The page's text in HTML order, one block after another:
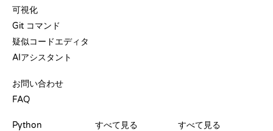
可視化
Git コマンド
疑似コードエディタ
AIアシスタント
お問い合わせ
FAQ
Python
すべて見る
すべて見る